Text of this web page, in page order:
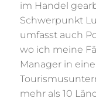
im Handel
Schwerpunkt
umfasst auch
wo ich meine
Manager in
mehr als 10